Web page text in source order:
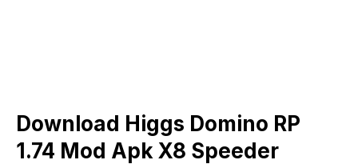
Download Higgs Domino RP
1.74 Mod Apk X8 Speeder